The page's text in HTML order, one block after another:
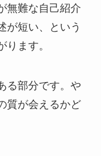
無難な自己紹介
が短い、という
ます。
る部分です。や
質が会えるかど